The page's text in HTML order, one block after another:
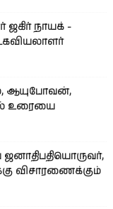
ஜகிர் நாயக் -
ஆயுபோவன்,
உரையை
விசாரணைக்கும்